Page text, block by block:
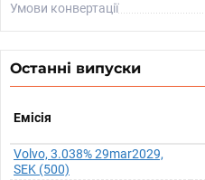
Умови конвертації
Останні випуски
Емісія
Volvo, 3.038% 29mar2029,
SEK (500)